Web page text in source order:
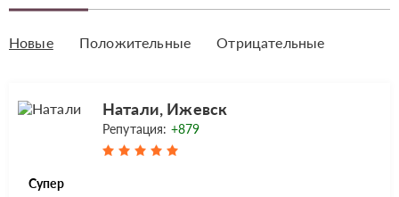
Новые Положительные Отрицательные
Натали, Ижевск
Репутация: +879
Супер